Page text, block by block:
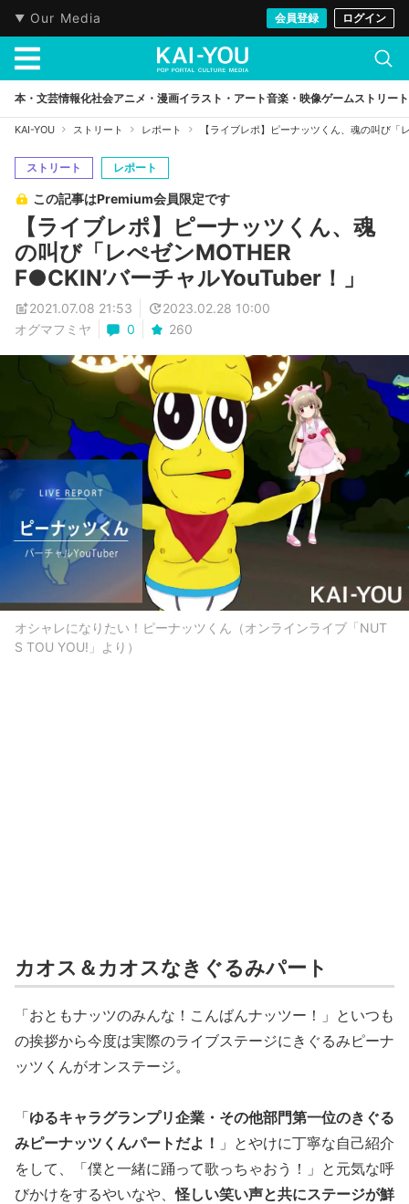
Our Media 会員登録 ログイン
本・文芸情報化社会アニメ・漫画イラスト・アート音楽・映像ゲームストリート
KAI-YOU ストリート レポート 【ライブレポ】ピーナッツくん、魂の叫び
ストリート レポート
この記事はPremium会員限定です
【ライブレポ】ピーナッツくん、魂
の叫び「レぺゼンMOTHER
F●CKIN’バーチャルYouTuber！」
2021.07.08 21:53
2023.02.28 10:00
オグマフミヤ
0 260
オシャレになりたい！ピーナッツくん（オンラインライブ「NUT
S TOU YOU!」より）
カオス＆カオスなきぐるみパート
「おともナッツのみんな！こんばんナッツー！」といつも
の挨拶から今度は実際のライブステージにきぐるみピーナ
ッツくんがオンステージ。
「ゆるキャラグランプリ企業・その他部門第一位のきぐる
みピーナッツくんパートだよ！ 」とやけに丁寧な自己紹介
をして、「僕と一緒に踊って歌っちゃおう！」と元気な呼
びかけをするやいなや、怪しい笑い声と共にステージが鮮